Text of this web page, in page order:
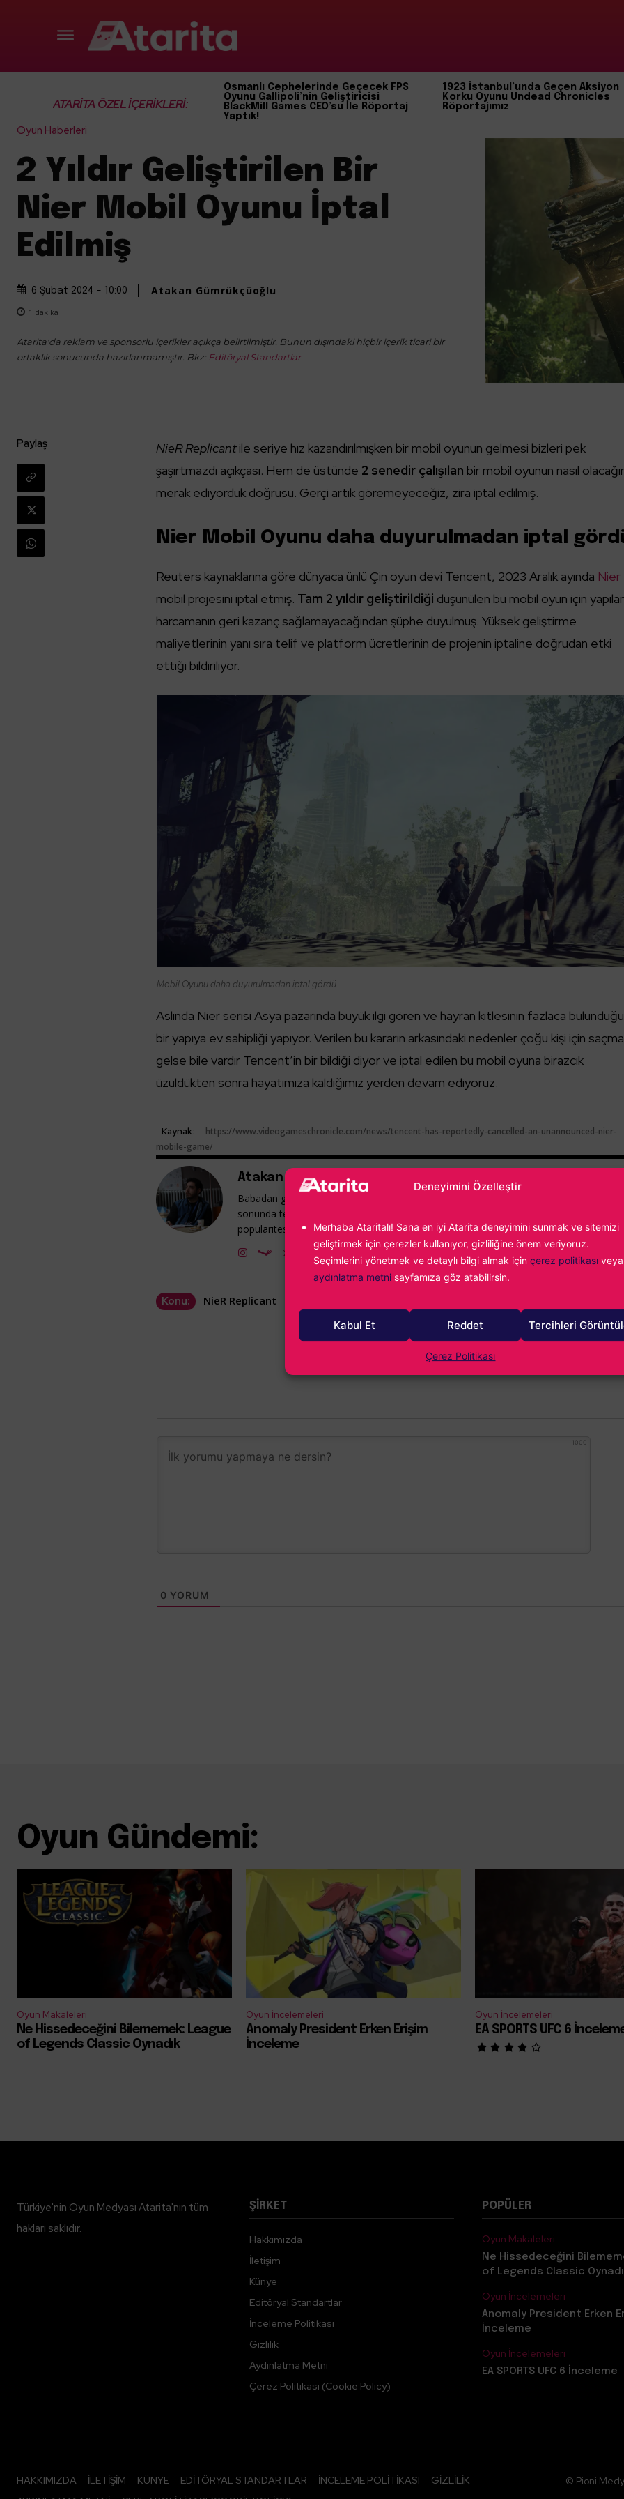
Deneyimini Özelleştir
Merhaba Ataritalı! Sana en iyi Atarita deneyimini sunmak ve sitemizi
geliştirmek için çerezler kullanıyor, gizliliğine önem veriyoruz.
Seçimlerini yönetmek ve detaylı bilgi almak için çerez politikası veya
aydınlatma metni sayfamıza göz atabilirsin.
Kabul Et Reddet Tercihleri
Çerez Politikası
ATARİTA ÖZEL İÇERİKLERİ:
Osmanlı Cephelerinde Geçecek FPS
Oyunu Gallipoli’nin Geliştiricisi
BlackMill Games CEO’su İle Röportaj
Yaptık!
1923 İstanbul’unda Geçen Aksiyon
Korku Oyunu Undead Chronicles
Röportajımız
Oyun Haberleri
2 Yıldır Geliştirilen Bir
Nier Mobil Oyunu İptal
Edilmiş
6 Şubat 2024 - 10:00 Atakan Gümrükçüoğlu
1 dakika
Atarita'da reklam ve sponsorlu içerikler açıkça belirtilmiştir. Bunun dışındaki hiçbir içerik ticari bir
ortaklık sonucunda hazırlanmamıştır. Bkz: Editöryal Standartlar
Paylaş NieR Replicantile seriye hız kazandırılmışken bir mobil oyunun gelmesi bizleri pek
şaşırtmazdı açıkçası. Hem de üstünde 2 senedir çalışılan bir mobil oyunun nasıl
merak ediyorduk doğrusu. Gerçi artık göremeyeceğiz, zira iptal edilmiş.
Nier Mobil Oyunu daha duyurulmadan iptal
Reuters kaynaklarına göre dünyaca ünlü Çin oyun devi Tencent, 2023 Aralık ayında Nier
mobil projesini iptal etmiş. Tam 2 yıldır geliştirildiği düşünülen bu mobil oyun için
harcamanın geri kazanç sağlamayacağından şüphe duyulmuş. Yüksek geliştirme
maliyetlerinin yanı sıra telif ve platform ücretlerinin de projenin iptaline doğrudan etki
ettiği bildiriliyor.
Mobil Oyunu daha duyurulmadan iptal gördü
Aslında Nier serisi Asya pazarında büyük ilgi gören ve hayran kitlesinin fazlaca bulunduğu
bir yapıya ev sahipliği yapıyor. Verilen bu kararın arkasındaki nedenler çoğu kişi için saçma
gelse bile vardır Tencent’in bir bildiği diyor ve iptal edilen bu mobil oyuna birazcık
üzüldükten sonra hayatımıza kaldığımız yerden devam ediyoruz.
Kaynak:
https://www.videogameschronicle.com/news/tencent-has-reportedly-cancelled-an-unannounced-nier-
mobile-game/
Atakan Gümrükçüoğlu
Babadan gelme video oyun tutkunluğumun önüne geçemiyor, yazdıkça yazıyor ve en
sonunda tekrar oyun oynuyorum. Fighting Force ile başlayan maceram günümüz
popülaritesine kadar uzanıyor...
Konu: NieR Replicant
1000
0 YORUM
Oyun Gündemi:
Oyun Makaleleri
Ne Hissedeceğini Bilememek: League
of Legends Classic Oynadık
Oyun İncelemeleri
Anomaly President Erken Erişim
İnceleme
Oyun İncelemeleri
EA SPORTS UFC 6
Türkiye'nin Oyun Medyası Atarita'nın tüm
hakları saklıdır.
ŞİRKET
Hakkımızda
İletişim
Künye
Editöryal Standartlar
İnceleme Politikası
Gizlilik
Aydınlatma Metni
Çerez Politikası (Cookie Policy)
POPÜLER
Oyun Makaleleri
Ne Hissedeceğini
of Legends Classic
Oyun İncelemeleri
Anomaly President Erken
İnceleme
Oyun İncelemeleri
EA SPORTS UFC 6 İnceleme
HAKKIMIZDA İLETIŞIM KÜNYE EDITÖRYAL STANDARTLAR İNCELEME POLITIKASI
GIZLILIK
© Pioni